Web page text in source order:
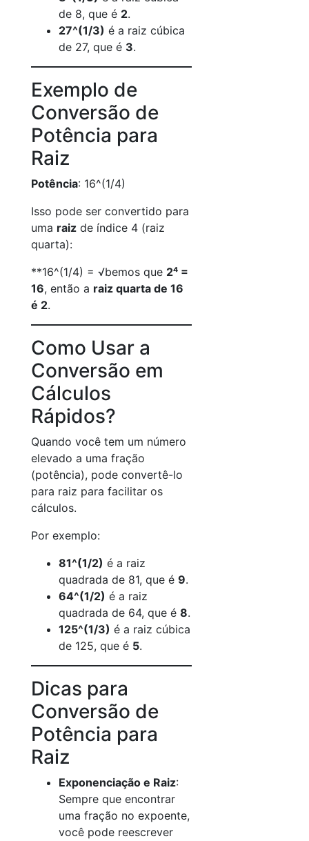
de 8, que é 2.
27^(1/3) é a raiz cúbica
de 27, que é 3.
Exemplo de
Conversão de
Potência para
Raiz
Potência: 16^(1/4)
Isso pode ser convertido para
uma raiz de índice 4 (raiz
quarta):
**16^(1/4) = √bemos que 2⁴ =
16, então a raiz quarta de 16
é 2.
Como Usar a
Conversão em
Cálculos
Rápidos?
Quando você tem um número
elevado a uma fração
(potência), pode convertê-lo
para raiz para facilitar os
cálculos.
Por exemplo:
81^(1/2) é a raiz
quadrada de 81, que é 9.
64^(1/2) é a raiz
quadrada de 64, que é 8.
125^(1/3) é a raiz cúbica
de 125, que é 5.
Dicas para
Conversão de
Potência para
Raiz
Exponenciação e Raiz:
Sempre que encontrar
uma fração no expoente,
você pode reescrever